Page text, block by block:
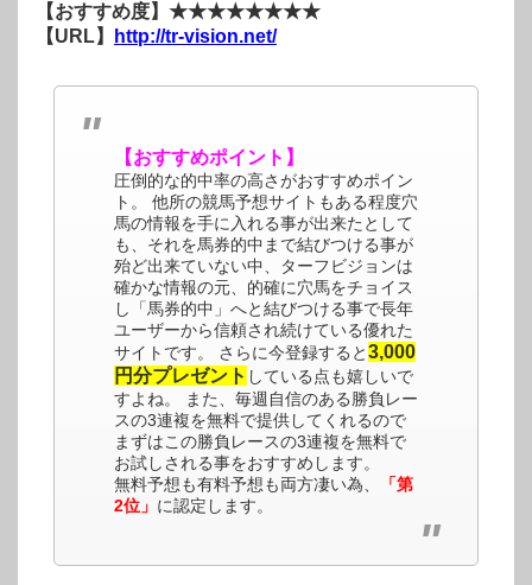
【おすすめ度】★★★★★★★★
【URL】
http://tr-vision.net/
【おすすめポイント】
圧倒的な的中率の高さがおすすめポイン
ト。 他所の競馬予想サイトもある程度穴
馬の情報を手に入れる事が出来たとして
も、それを馬券的中まで結びつける事が
殆ど出来ていない中、ターフビジョンは
確かな情報の元、的確に穴馬をチョイス
し「馬券的中」へと結びつける事で長年
ユーザーから信頼され続けている優れた
サイトです。 さらに今登録すると3,000
円分プレゼント している点も嬉しいで
すよね。 また、毎週自信のある勝負レー
スの3連複を無料で提供してくれるので
まずはこの勝負レースの3連複を無料で
お試しされる事をおすすめします。
無料予想も有料予想も両方凄い為、
「第
2位」 に認定します。